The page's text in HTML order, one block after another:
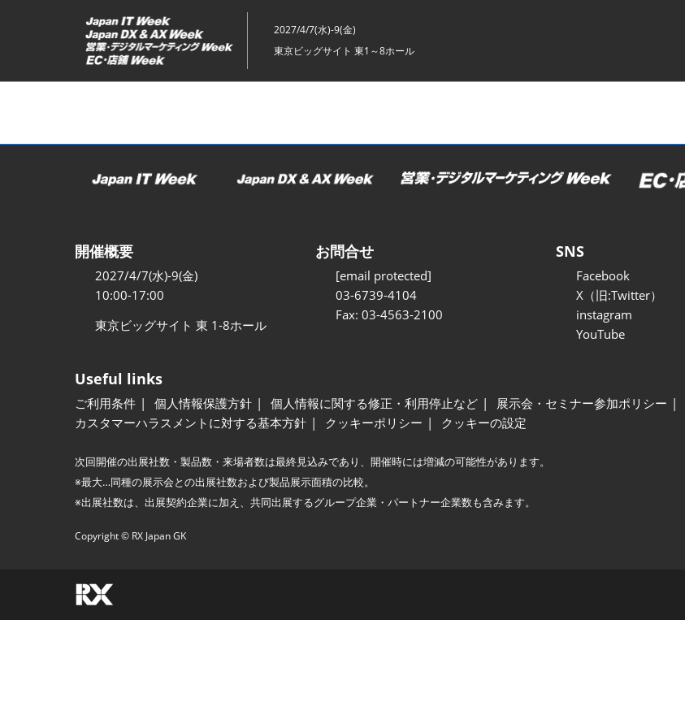
ッ
2027/4/7(水)-9(金)
東京ビッグサイト 東1～8ホール
開催概要
2027/4/7(水)-9(金)
10:00-17:00
東京ビッグサイト 東 1-8ホール
お問合せ
[email protected]
03-6739-4104
Fax: 03-4563-2100
SNS
Facebook
X（旧:Twitter）
instagram
YouTube
Useful links
ご利用条件 個人情報保護方針 個人情報に関する修正・利用停止など 展示会・セミナー参加ポリシー
カスタマーハラスメントに対する基本方針
クッキーポリシー クッキーの設定
次回開催の出展社数・製品数・来場者数は最終見込みであり、開催時には増減の可能性があります。
※最大…同種の展示会との出展社数および製品展示面積の比較。
※出展社数は、出展契約企業に加え、共同出展するグループ企業・パートナー企業数も含みます。
Copyright © RX Japan GK